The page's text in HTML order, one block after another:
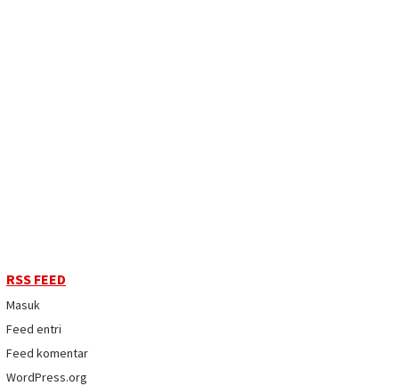
RSS FEED
Masuk
Feed entri
Feed komentar
WordPress.org